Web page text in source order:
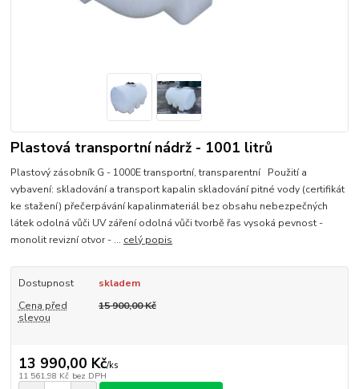
Plastová transportní nádrž - 1001 litrů
Plastový zásobník G - 1000E transportní, transparentní Použití a
vybavení: skladování a transport kapalin skladování pitné vody (certifikát
ke stažení) přečerpávání kapalinmateriál bez obsahu nebezpečných
látek odolná vůči UV záření odolná vůči tvorbě řas vysoká pevnost -
monolit revizní otvor - ... celý popis
Dostupnost
skladem
Cena před
slevou
15 900,00 Kč
13 990,00 Kč/ks
11 561,98 Kč bez DPH